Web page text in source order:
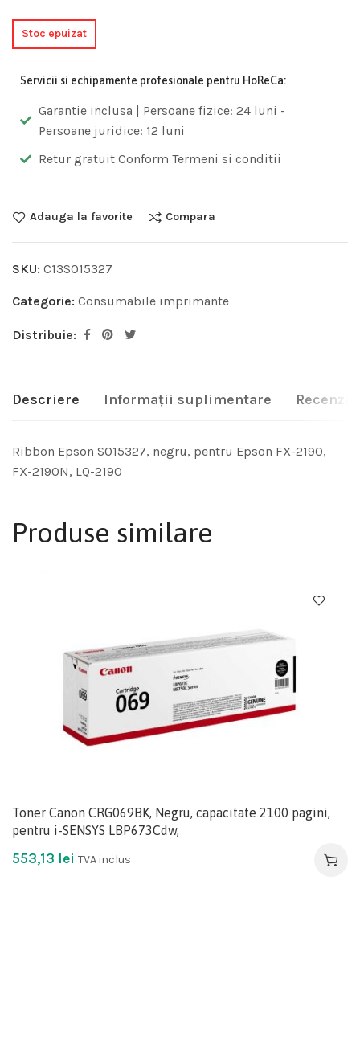
Stoc epuizat
Servicii si echipamente profesionale pentru HoReCa:
Garantie inclusa | Persoane fizice: 24 luni -
Persoane juridice: 12 luni
Retur gratuit Conform Termeni si conditii
Adauga la favorite Compara
SKU: C13S015327
Categorie: Consumabile imprimante
Distribuie:
Descriere Informații suplimentare Recenzii
Ribbon Epson S015327, negru, pentru Epson FX-2190,
FX-2190N, LQ-2190
Produse similare
Toner Canon CRG069BK, Negru, capacitate 2100 pagini,
pentru i-SENSYS LBP673Cdw,
553,13 lei TVA inclus